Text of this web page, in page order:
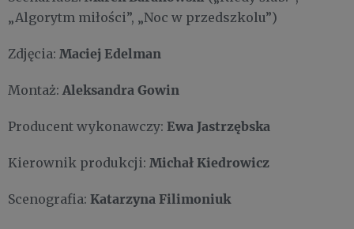
„Algorytm miłości”, „Noc w przedszkolu”)
Zdjęcia: Maciej Edelman
Montaż:Aleksandra Gowin
Producent wykonawczy: Ewa Jastrzębska
Kierownik produkcji: Michał Kiedrowicz
Scenografia: Katarzyna Filimoniuk